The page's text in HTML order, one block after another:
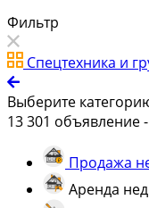
Фильтр
Спецтехника и
Выберите
13 301 объявление -
Продажа
Аренда